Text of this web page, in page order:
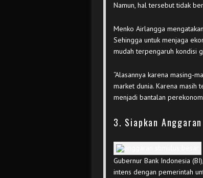
Namun, hal tersebut tidak
Menko Airlangga
Sehingga untuk menjaga
mudah terpengaruh kondisi
“Alasannya karena masing-
market dunia. Karena masih
menjadi bantalan
3. Siapkan
Gubernur Bank Indonesia
intens dengan pemerintah